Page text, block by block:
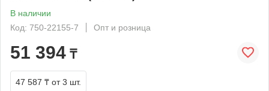
В наличии
Код: 750-22155-7
Опт и розница
51 394 ₸
47 587 ₸ от 3 шт.